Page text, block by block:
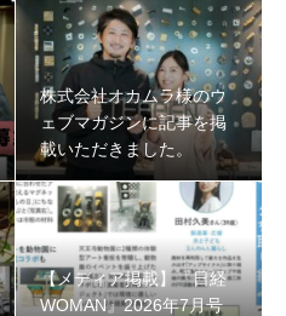
株式会社オカムラ様のウ
ェブマガジンに記事を掲
載いただきました。
【メディア掲載】『日経
WOMAN』2026年7月号